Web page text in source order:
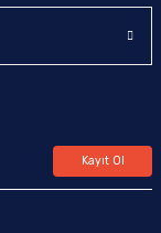
Kayıt Ol